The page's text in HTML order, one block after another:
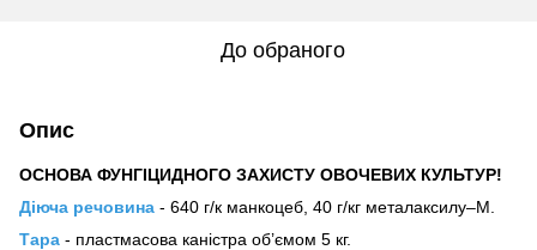
До обраного
Опис
ОСНОВА ФУНГІЦИДНОГО ЗАХИСТУ ОВОЧЕВИХ КУЛЬТУР!
Діюча речовина - 640 г/к манкоцеб, 40 г/кг металаксилу–М.
Тара - пластмасова каністра об’ємом 5 кг.